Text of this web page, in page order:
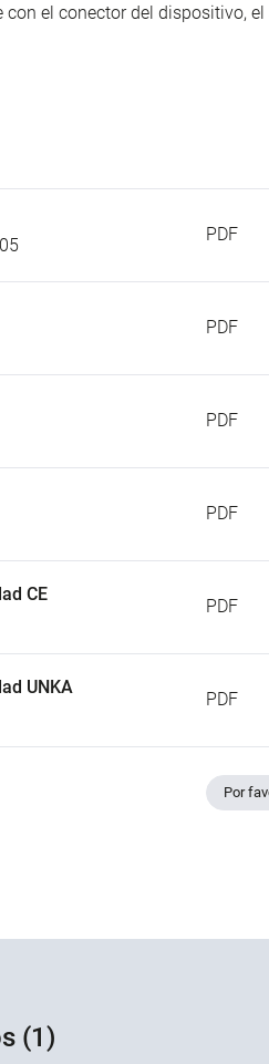
con el conector del dispositivo,
PDF
PDF
PDF
PDF
CE
PDF
UNKA
PDF
Por
(1)